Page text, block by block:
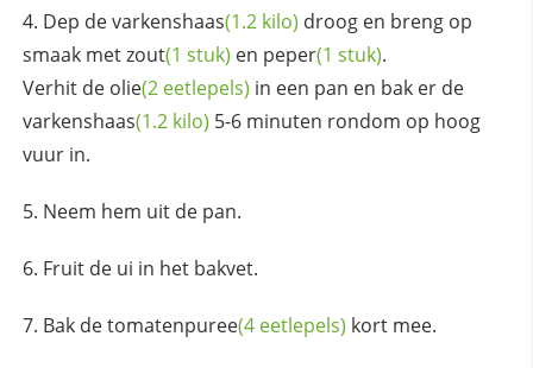
Dep devarkenshaas(1.2 kilo) droog en breng op
smaak metzout(1 stuk) en peper(1 stuk).
Verhit de olie(2 eetlepels) in een pan en bak er de
varkenshaas(1.2 kilo) 5-6 minuten rondom op hoog
vuur in.
Neem hem uit de pan.
Fruit de ui in het bakvet.
Bak detomatenpuree(4 eetlepels) kort mee.